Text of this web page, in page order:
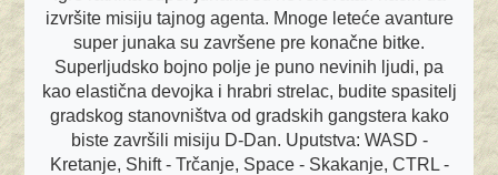
izvršite misiju tajnog agenta. Mnoge leteće avanture
super junaka su završene pre konačne bitke.
Superljudsko bojno polje je puno nevinih ljudi, pa
kao elastična devojka i hrabri strelac, budite spasitelj
gradskog stanovništva od gradskih gangstera kako
biste završili misiju D-Dan. Uputstva: WASD -
Kretanje, Shift - Trčanje, Space - Skakanje, CTRL -